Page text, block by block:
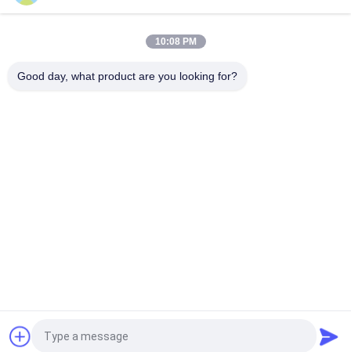
10:08 PM
Good day, what product are you looking for?